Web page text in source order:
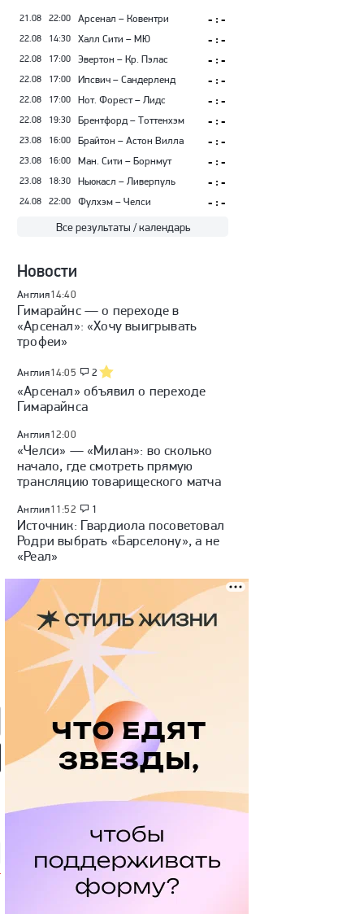
«Крылья Советов»: Кубок
России, видеообзор матча
Кубок России, видеообзор
21.08 22:00 Арсенал – Ковентри - : -
22.08 14:30 Халл Сити – МЮ - : -
22.08 17:00 Эвертон – Кр. Пэлас - : -
22.08 17:00 Ипсвич – Сандерленд - : -
22.08 17:00 Нот. Форест – Лидс - : -
22.08 19:30 Брентфорд – Тоттенхэм - : -
23.08 16:00 Брайтон – Астон Вилла - : -
23.08 16:00 Ман. Сити – Борнмут - : -
23.08 18:30 Ньюкасл – Ливерпуль - : -
24.08 22:00 Фулхэм – Челси
- : -
Все результаты / календарь
Новости
Англия14:40
Гимарайнс — о переходе в
«Арсенал»: «Хочу выигрывать
трофеи»
Англия14:05 2
«Арсенал» объявил о переходе
Гимарайнса
Англия12:00
«Челси» — «Милан»: во сколько
начало, где смотреть прямую
трансляцию товарищеского матча
Англия11:52 1
Источник: Гвардиола посоветовал
Родри выбрать «Барселону», а не
«Реал»